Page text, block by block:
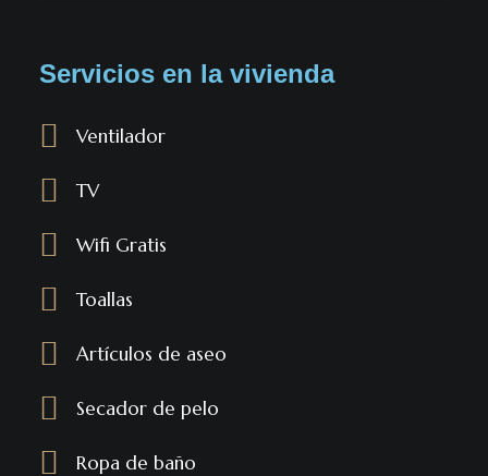
Servicios en la vivienda
Ventilador
TV
Wifi Gratis
Toallas
Artículos de aseo
Secador de pelo
Ropa de baño